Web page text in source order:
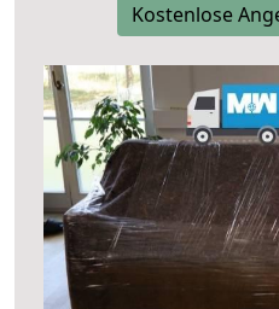
Kostenlose